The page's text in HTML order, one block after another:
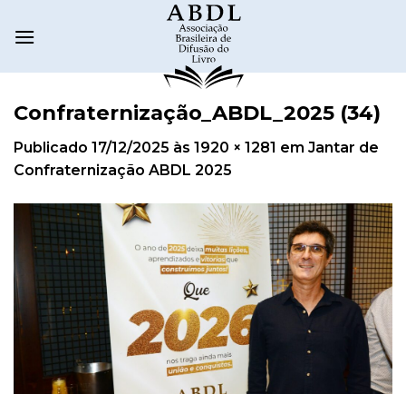
Confraternização_ABDL_2025 (34)
Publicado 17/12/2025 às 1920 × 1281 em Jantar de
Confraternização ABDL 2025